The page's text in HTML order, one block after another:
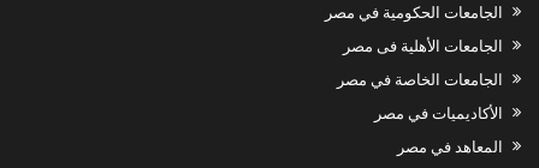
الجامعات الحكومية في مصر
الجامعات الأهلية فى مصر
الجامعات الخاصة في مصر
الأكاديميات في مصر
المعاهد في مصر